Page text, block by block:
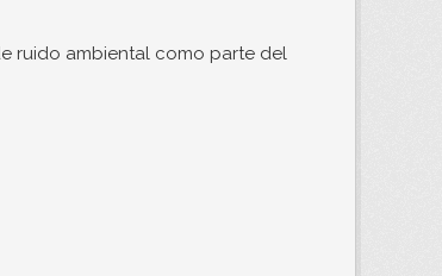
ruido ambiental como parte del